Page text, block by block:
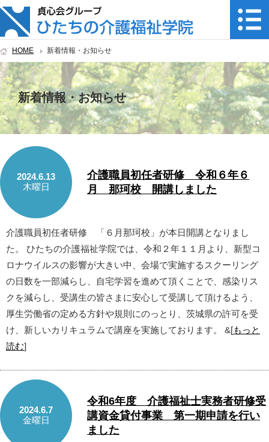
HOME 新着情報・お知らせ
新着情報・お知らせ
2024.6.13
木曜日
介護職員初任者研修 令和６年６
月 那珂校 開講しました
介護職員初任者研修 「６月那珂校」が本日開講となりまし
た。 ひたちの介護福祉学院では、令和２年１１月より、新型コ
ロナウイルスの影響が大きい中、会場で実施するスクーリング
の日数を一部減らし、自宅学習を進めて頂くことで、感染リス
クを減らし、受講生の皆さまに安心して受講して頂けるよう、
厚生労働省の定める方針や規則にのっとり、茨城県の許可を受
け、新しいカリキュラムで講座を実施しております。 &[もっと
読む]
2024.6.7
金曜日
令和6年度 介護福祉士実務者研修受
講資金貸付事業 第一期申請を行い
ました